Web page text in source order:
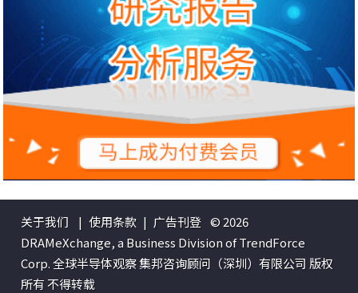
关于我们 | 使用条款 | 广告刊登 © 2026
DRAMeXchange, a Business Division of TrendForce
Corp. 全球半导体观察 集邦咨询顾问（深圳）有限公司 版权
所有 不得转载